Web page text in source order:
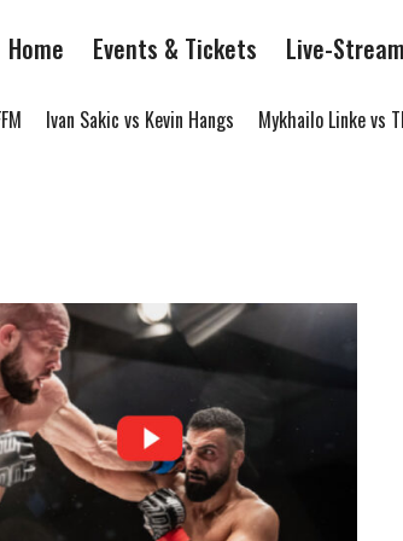
Home Events & Tickets Live-Stream
Sakic vs Kevin Hangs Mykhailo Linke vs Thomas